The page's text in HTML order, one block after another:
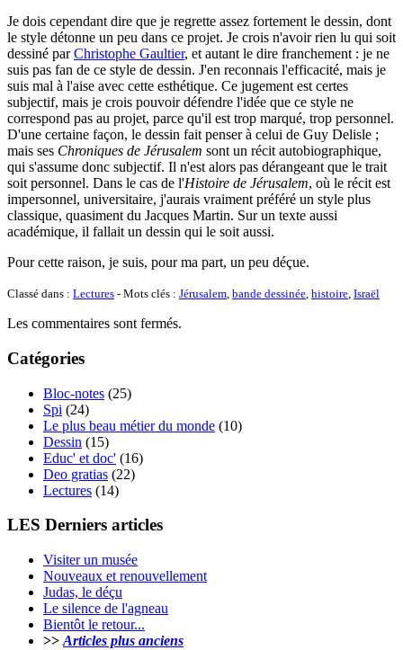
Je dois cependant dire que je regrette assez fortement le dessin, dont
le style détonne un peu dans ce projet. Je crois n'avoir rien lu qui soit
dessiné parChristophe Gaultier, et autant le dire franchement : je ne
suis pas fan de ce style de dessin. J'en reconnais l'efficacité, mais je
suis mal à l'aise avec cette esthétique. Ce jugement est certes
subjectif, mais je crois pouvoir défendre l'idée que ce style ne
correspond pas au projet, parce qu'il est trop marqué, trop personnel.
D'une certaine façon, le dessin fait penser à celui de Guy Delisle ;
mais ses Chroniques de Jérusalem sont un récit autobiographique,
qui s'assume donc subjectif. Il n'est alors pas dérangeant que le trait
soit personnel. Dans le cas de l'Histoire de Jérusalem, où le récit est
impersonnel, universitaire, j'aurais vraiment préféré un style plus
classique, quasiment du Jacques Martin. Sur un texte aussi
académique, il fallait un dessin qui le soit aussi.
Pour cette raison, je suis, pour ma part, un peu déçue.
Classé dans : Lectures - Mots clés : Jérusalem, bande dessinée, histoire, Israël
Les commentaires sont fermés.
Catégories
Bloc-notes (25)
Spi (24)
Le plus beau métier du monde (10)
Dessin (15)
Educ' et doc' (16)
Deo gratias (22)
Lectures (14)
LES Derniers articles
Visiter un musée
Nouveaux et renouvellement
Judas, le déçu
Le silence de l'agneau
Bientôt le retour...
>> Articles plus anciens